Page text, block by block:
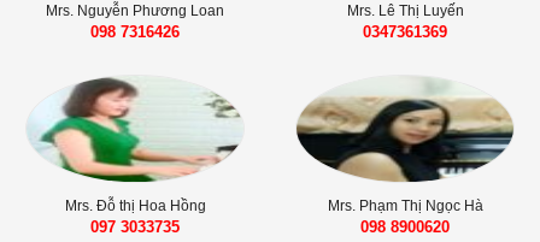
Mrs. Nguyễn Phương Loan
098 7316426‬‬
Mrs. Lê Thị Luyến
0347361369
Mrs. Đỗ thị Hoa Hồng
097 3033735
Mrs. Phạm Thị Ngọc Hà
098 8900620